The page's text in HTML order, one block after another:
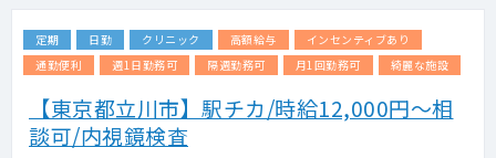
定期 日勤 クリニック 高額給与
インセンティブあり
通勤便利
週1日勤務可 隔週勤務可 月1回勤務可 綺麗な施設
【東京都立川市】駅チカ/時給12,000円～相
談可/内視鏡検査